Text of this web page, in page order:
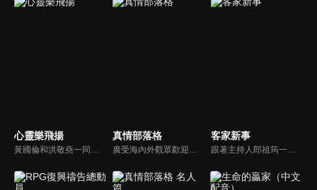
心靈樂飛揚
黃國倫和洪敬堯一同至心靈樂飛揚分享流行音樂和詩歌的不同處，兩人在節目中更分享影響他們或深具意義的歌曲，節目中演唱了我願意、每天愛你多一些、眼淚、愛是最美的事情、不住感謝不停讚美、愛常常喜樂等動人好聽的歌曲。
真情部落格
廣受海內外觀眾歡迎的真情部落格，是以見證故事為主軸的訪談節目，由知名主播夏嘉璐主持，莊信德牧師、黃國倫牧師回應，來賓在節目中自在的暢談自己的生命歷程，這些最真實的生命見證也幫助許多人走出低谷。
客家新事
跟著主持人郎祖筠一起關心客家事，體驗客家文化之美，透過見證分享一同經歷上帝的恩典。